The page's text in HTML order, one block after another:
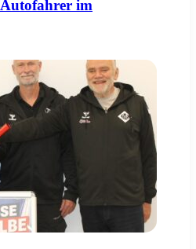
Autofahrer im